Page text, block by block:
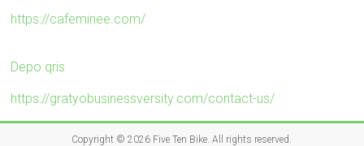
https://cafeminee.com/
Depo qris
https://gratyobusinessversity.com/contact-us/
Copyright © 2026 Five Ten Bike . All rights reserved.